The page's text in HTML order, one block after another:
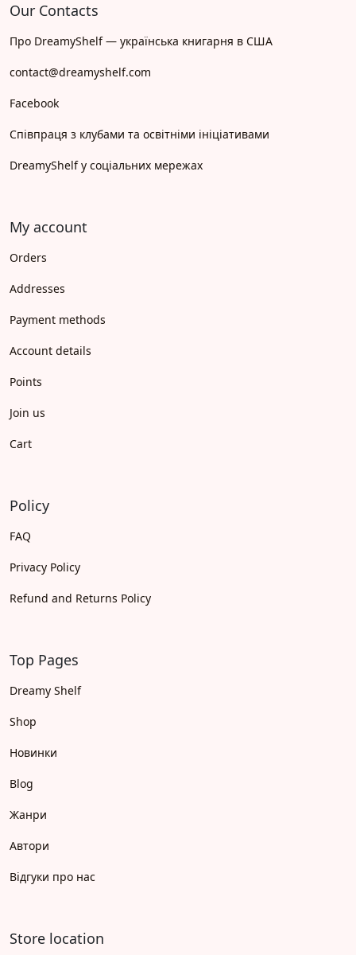
Our Contacts
Про DreamyShelf — українська книгарня в США
contact@dreamyshelf.com
Facebook
Співпраця з клубами та освітніми ініціативами
DreamyShelf у соціальних мережах
My account
Orders
Addresses
Payment methods
Account details
Points
Join us
Cart
Policy
FAQ
Privacy Policy
Refund and Returns Policy
Top Pages
Dreamy Shelf
Shop
Новинки
Blog
Жанри
Автори
Відгуки про нас
Store location